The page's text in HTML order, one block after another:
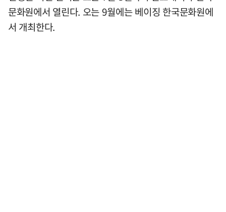
문화원에서 열린다. 오는 9월에는 베이징 한국문화원에
서 개최한다.